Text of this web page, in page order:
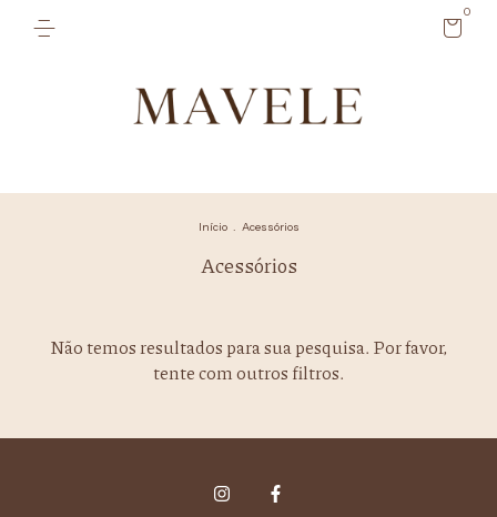
0
Início . Acessórios
Acessórios
Não temos resultados para sua pesquisa. Por favor,
tente com outros filtros.